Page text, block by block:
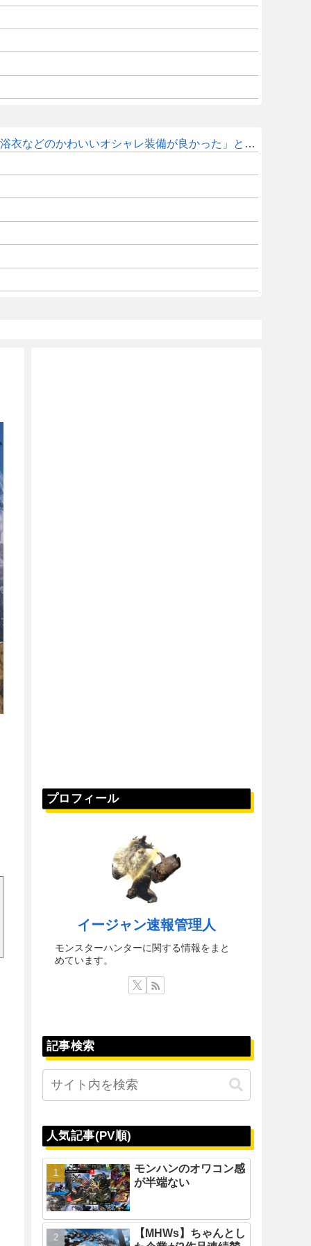
どのかわいいオシャレ装備が良かった」との声も
プロフィール
イージャン速報管理人
モンスターハンターに関する情報をまと
めています。
記事検索
人気記事(PV順)
モンハンのオワコン感
が半端ない
【MHWs】ちゃんとし